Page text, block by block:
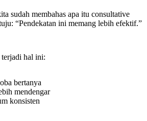
sudah membahas apa itu consultative
“Pendekatan ini memang lebih efektif.”
hal ini:
bertanya
mendengar
konsisten